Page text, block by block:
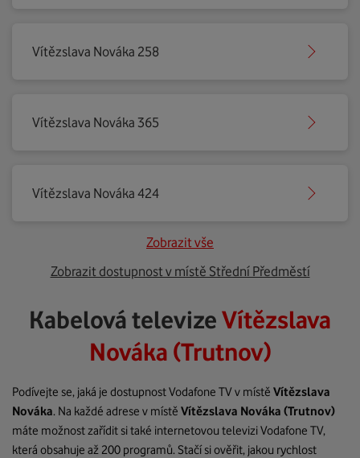
Vítězslava Nováka 258
Vítězslava Nováka 365
Vítězslava Nováka 424
Zobrazit vše
Zobrazit dostupnost v místě Střední Předměstí
Kabelová televizeVítězslava
Nováka (Trutnov)
Podívejte se, jaká je dostupnost Vodafone TV v místě Vítězslava
Nováka. Na každé adrese v místě Vítězslava Nováka (Trutnov)
máte možnost zařídit si také internetovou televizi Vodafone TV,
která obsahuje až 200 programů. Stačí si ověřit, jakou rychlost